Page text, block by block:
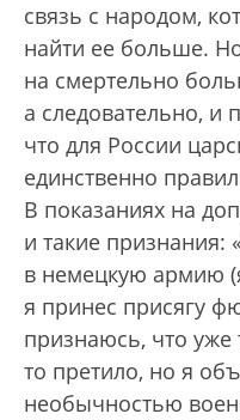
связь с народом,
найти ее больше.
на смертельно
а следовательно, и
что для России
единственно
В показаниях на
и такие признания:
в немецкую армию
я принес присягу
признаюсь, что уже
то претило, но я
необычностью